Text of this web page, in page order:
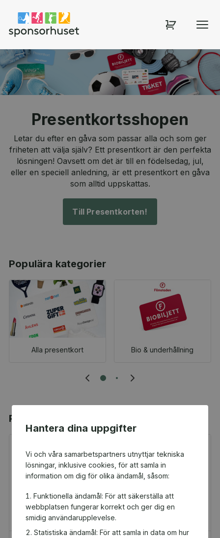
Hantera dina uppgifter
Vi och våra samarbetspartners utnyttjar tekniska
lösningar, inklusive cookies, för att samla in
information om dig för olika ändamål, såsom:
Funktionella ändamål: För att säkerställa att
webbplatsen fungerar korrekt och ger dig en
smidig användarupplevelse.
Statistiska ändamål: För att samla in data om hur
Sponsorhuset shop
Presentkortsshopen
Letar du efter en gåva som passar alla och som ger
friheten att välja själv? Ett presentkort är den perfekta
lösningen! Oavsett om det är till en födelsedag, jul,
eller en speciell anledning, är ett presentkort en gåva
som alltid uppskattas.
Till Presentkorten!
Populära kategorier
Alla presentkort Bio & underhållning
Populära produkter